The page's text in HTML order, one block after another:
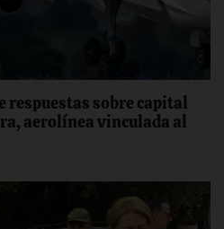
respuestas sobre capital
aerolínea vinculada al